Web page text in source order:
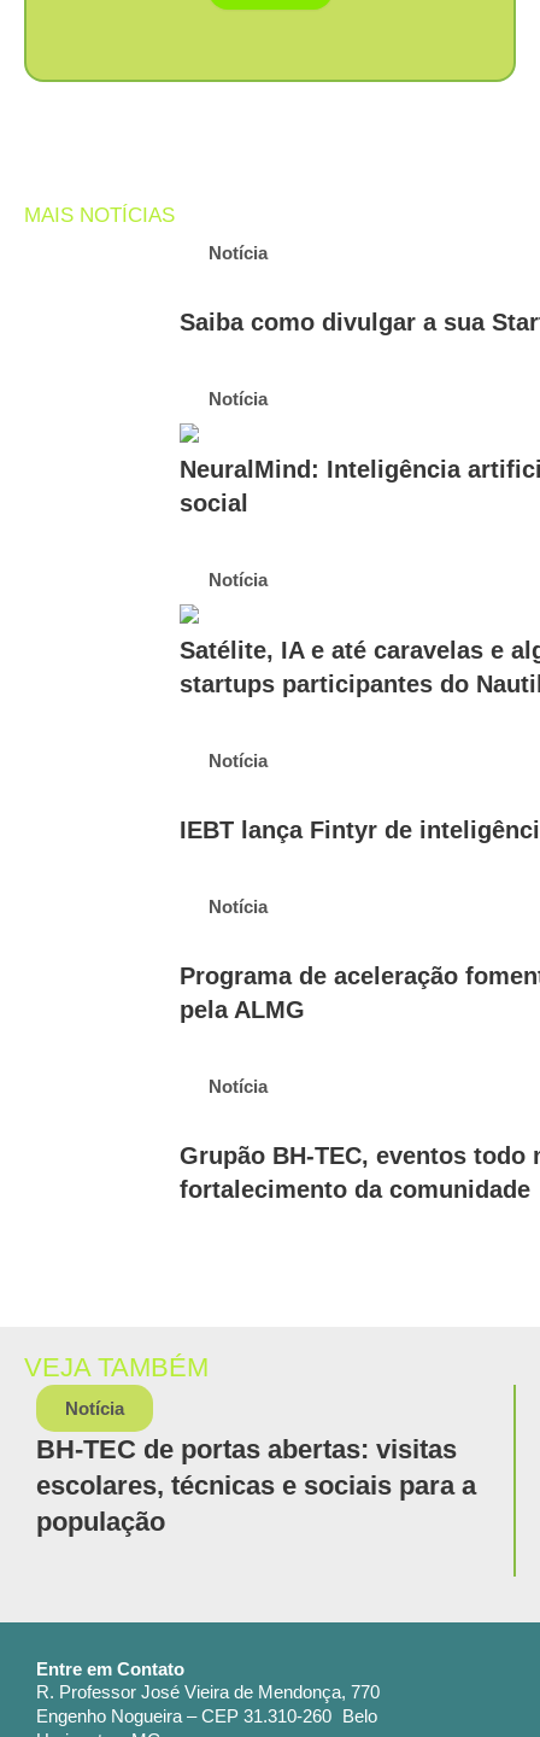
MAIS NOTÍCIAS
Notícia
Saiba como divulgar a sua
Notícia
NeuralMind: Inteligência
social
Notícia
Satélite, IA e até caravelas e
startups participantes do
Notícia
IEBT lança Fintyr de
Notícia
Programa de aceleração
pela ALMG
Notícia
Grupão BH-TEC, eventos
fortalecimento da comunidade
VEJA TAMBÉM
Notícia
BH-TEC de portas abertas: visitas
escolares, técnicas e sociais para a
população
Entre em Contato
R. Professor José Vieira de Mendonça, 770
Engenho Nogueira – CEP 31.310-260 Belo